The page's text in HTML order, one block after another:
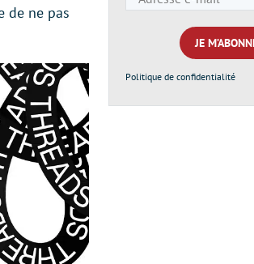
de ne pas
e-
mail
*
Politique de confidentialité